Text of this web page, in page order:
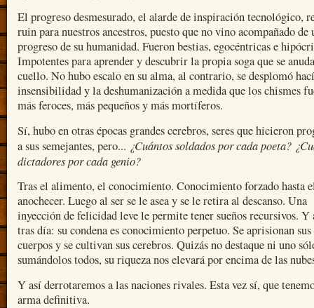
El progreso desmesurado, el alarde de inspiración tecnológico,
ruin para nuestros ancestros, puesto que no vino acompañado de
progreso de su humanidad. Fueron bestias, egocéntricas e
Impotentes para aprender y descubrir la propia soga que se
cuello. No hubo escalo en su alma, al contrario, se desplomó
insensibilidad y la deshumanización a medida que los chismes
más feroces, más pequeños y más mortíferos.
Sí, hubo en otras épocas grandes cerebros, seres que hicieron
a sus semejantes, pero... ¿Cuántos soldados por cada poeta?
dictadores por cada genio?
Tras el alimento, el conocimiento. Conocimiento forzado hasta
anochecer. Luego al ser se le asea y se le retira al descanso. Una
inyección de felicidad leve le permite tener sueños recursivos. Y
tras día: su condena es conocimiento perpetuo. Se aprisionan sus
cuerpos y se cultivan sus cerebros. Quizás no destaque ni uno
sumándolos todos, su riqueza nos elevará por encima de las
Y así derrotaremos a las naciones rivales. Esta vez sí, que
arma definitiva.